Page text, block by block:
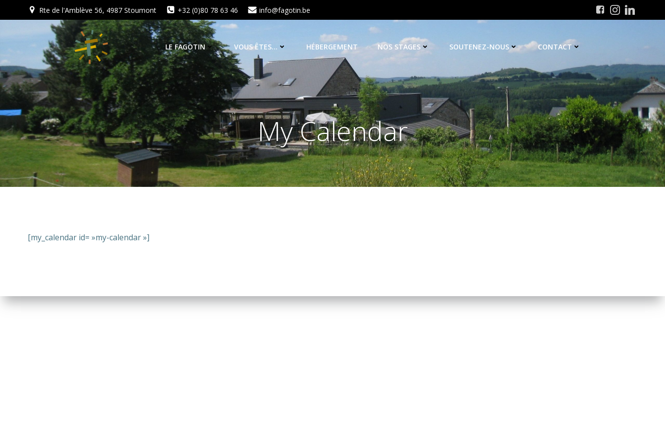
au
Rte de l'Amblève 56, 4987 Stoumont +32 (0)80 78 63 46 info@fagotin.be
LE FAGOTIN VOUS ÊTES… HÉBERGEMENT NOS STAGES SOUTENEZ-NOUS CONTACT
My Calendar
[my_calendar id= »my-calendar »]